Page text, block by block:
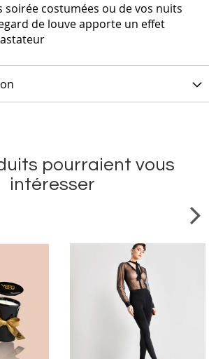
soirée costumées ou de vos nuits
de louve apporte un effet
pourraient vous
intéresser